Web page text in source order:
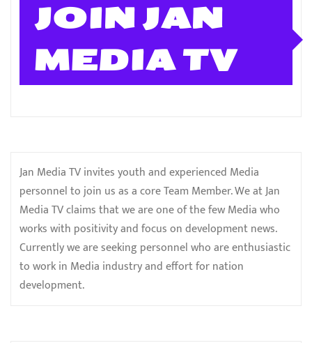
JOIN JAN
MEDIA TV
Jan Media TV invites youth and experienced Media
personnel to join us as a core Team Member. We at Jan
Media TV claims that we are one of the few Media who
works with positivity and focus on development news.
Currently we are seeking personnel who are enthusiastic
to work in Media industry and effort for nation
development.